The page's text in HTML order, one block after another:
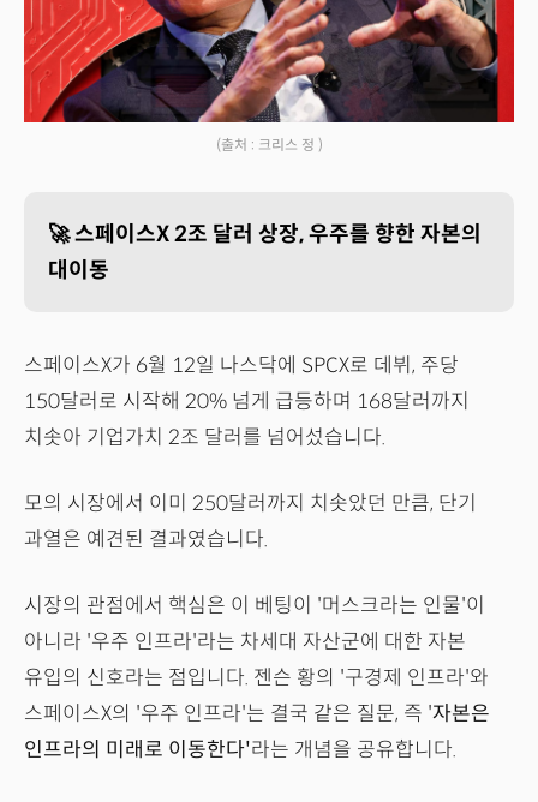
(출처 : 크리스 정 )
🚀 스페이스X 2조 달러 상장, 우주를 향한 자본의
대이동
스페이스X가 6월 12일 나스닥에 SPCX로 데뷔, 주당
150달러로 시작해 20% 넘게 급등하며 168달러까지
치솟아 기업가치 2조 달러를 넘어섰습니다.
모의 시장에서 이미 250달러까지 치솟았던 만큼, 단기
과열은 예견된 결과였습니다.
시장의 관점에서 핵심은 이 베팅이 '머스크라는 인물'이
아니라 '우주 인프라'라는 차세대 자산군에 대한 자본
유입의 신호라는 점입니다. 젠슨 황의 '구경제 인프라'와
스페이스X의 '우주 인프라'는 결국 같은 질문, 즉 '자본은
인프라의 미래로 이동한다'라는 개념을 공유합니다.